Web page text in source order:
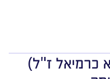
כרמיאל ז"ל)